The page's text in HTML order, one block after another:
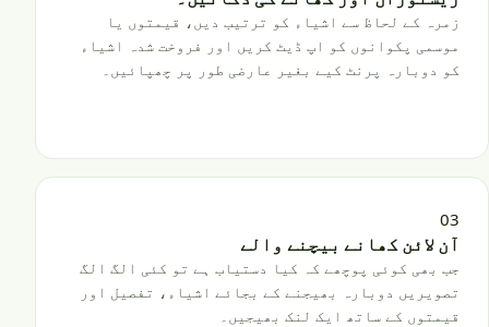
زمرہ کے لحاظ سے اشیاء کو ترتیب دیں، قیمتوں یا
موسمی پکوانوں کو اپ ڈیٹ کریں اور فروخت شدہ اشیاء
کو دوبارہ پرنٹ کیے بغیر عارضی طور پر چھپائیں۔
03
آن لائن کھانے بیچنے والے
جب بھی کوئی پوچھے کہ کیا دستیاب ہے تو کئی الگ الگ
تصویریں دوبارہ بھیجنے کے بجائے اشیاء، تفصیل اور
قیمتوں کے ساتھ ایک لنک بھیجیں۔